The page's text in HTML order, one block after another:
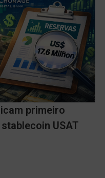
primeiro
USAT